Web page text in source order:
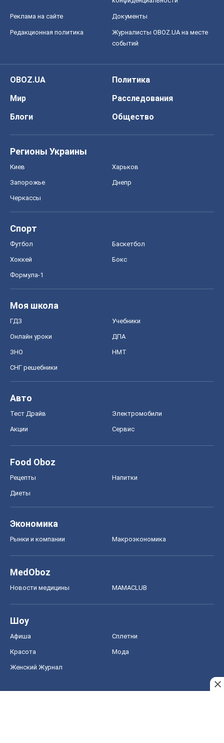
Реклама на сайте Документы
Редакционная политика
Журналисты OBOZ.UA на месте
событий
OBOZ.UA
Политика
Мир
Расследования
Блоги
Общество
Регионы Украины
Киев Харьков
Запорожье Днепр
Черкассы
Спорт
Футбол Баскетбол
Хоккей Бокс
Формула-1
Моя школа
ГДЗ Учебники
Онлайн уроки ДПА
ЗНО НМТ
СНГ решебники
Авто
Тест Драйв Электромобили
Акции Сервис
Food Oboz
Рецепты Напитки
Диеты
Экономика
Рынки и компании Mакроэкономика
MedOboz
Новости медицины MAMACLUB
Шоу
Афиша Сплетни
Красота Мода
Женский Журнал